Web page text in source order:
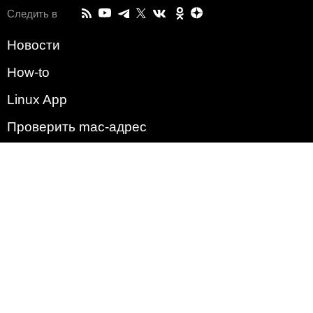
Следить в
Новости
How-to
Linux App
Проверить mac-адрес